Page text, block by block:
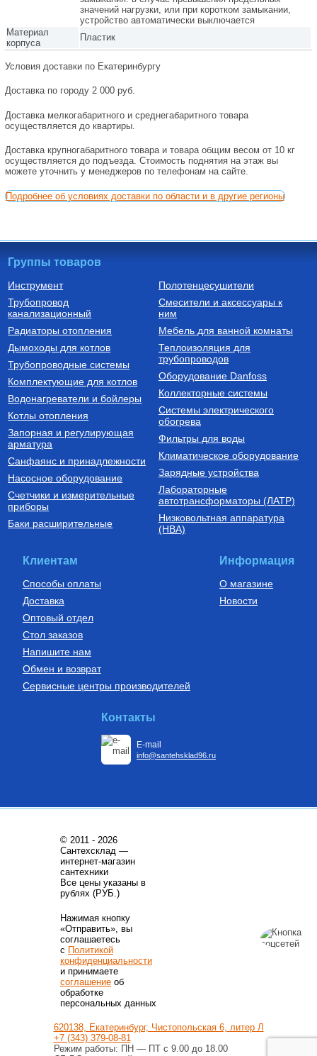
значений нагрузки, или при коротком замыкании,
устройство автоматически выключается
Материал
корпуса
Пластик
Условия доставки по Екатеринбургу
Доставка по городу 2 000 руб.
Доставка мелкогабаритного и среднегабаритного товара
осуществляется до квартиры.
Доставка крупногабаритного товара и товара общим весом от 10 кг
осуществляется до подъезда. Стоимость поднятия на этаж вы
можете уточнить у менеджеров по телефонам на сайте.
Подробнее об условиях доставки по области и в другие регионы
Группы товаров
Инструмент
Трубопровод
канализационный
Радиаторы отопления
Дымоходы для котлов
Трубопроводные системы
Комплектующие для котлов
Водонагреватели и бойлеры
Котлы отопления
Запорная и регулирующая
арматура
Санфаянс и принадлежности
Насосное оборудование
Счетчики и измерительные
приборы
Баки расширительные
Полотенцесушители
Смесители и аксессуары к
ним
Мебель для ванной комнаты
Теплоизоляция для
трубопроводов
Оборудование Danfoss
Коллекторные системы
Системы электрического
обогрева
Фильтры для воды
Климатическое оборудование
Зарядные устройства
Лабораторные
автотрансформаторы (ЛАТР)
Низковольтная аппаратура
(НВА)
Клиентам
Способы оплаты
Доставка
Оптовый отдел
Стол заказов
Напишите нам
Обмен и возврат
Сервисные центры производителей
Информация
О магазине
Новости
Контакты
E-mail
info@santehsklad96.ru
© 2011 - 2026
Сантехсклад —
интернет-магазин
сантехники
Все цены указаны в
рублях (РУБ.)
Нажимая кнопку
«Отправить», вы
соглашаетесь
с Политикой
конфиденциальности
и принимаете
соглашениеоб
обработке
персональных данных
620138, Екатеринбург, Чистопольская 6, литер Л
+7 (343) 379-08-81
Режим работы: ПН — ПТ с 9.00 до 18.00